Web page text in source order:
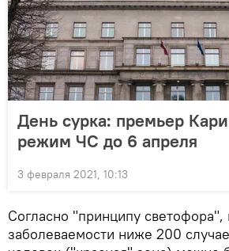
День сурка: премьер
режим ЧС до 6 апреля
3 февраля 2021, 10:13
Согласно "принципу светофора",
заболеваемости ниже 200